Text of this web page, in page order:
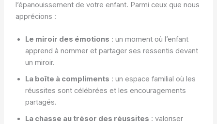
l’épanouissement de votre enfant. Parmi ceux que nous
apprécions :
Le miroir des émotions : un moment où l’enfant
apprend à nommer et partager ses ressentis devant
un miroir.
La boîte à compliments : un espace familial où les
réussites sont célébrées et les encouragements
partagés.
La chasse au trésor des réussites : valoriser